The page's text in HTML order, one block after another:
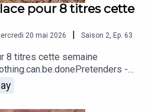
pour 8 titres cette
20 mai 2026 | Saison 2 Ep. 63
8 titres cette semaine
-
Gang (2007 Remaster)PPJ -
Etheridge - You Can Sleep